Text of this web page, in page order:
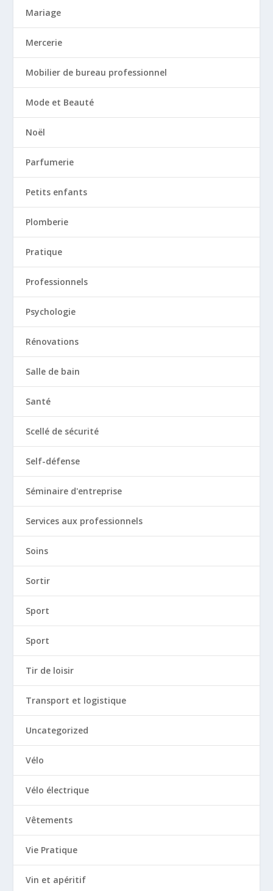
Mariage
Mercerie
Mobilier de bureau professionnel
Mode et Beauté
Noël
Parfumerie
Petits enfants
Plomberie
Pratique
Professionnels
Psychologie
Rénovations
Salle de bain
Santé
Scellé de sécurité
Self-défense
Séminaire d'entreprise
Services aux professionnels
Soins
Sortir
Sport
Sport
Tir de loisir
Transport et logistique
Uncategorized
Vélo
Vélo électrique
Vêtements
Vie Pratique
Vin et apéritif